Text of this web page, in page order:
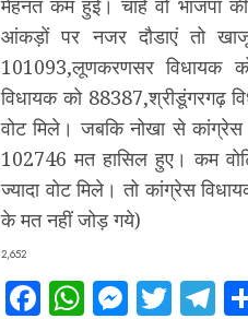
आंकड़ों पर नजर दौडाएं तो
101093,लूणकरणसर विधायक
विधायक को 88387,श्रीडूंगरगढ़
वोट मिले। जबकि नोखा से
102746 मत हासिल हुए। कम
ज्यादा वोट मिले। तो कांग्रेस
के मत नहीं जोड़ गये)
2,652
Facebook
WhatsApp